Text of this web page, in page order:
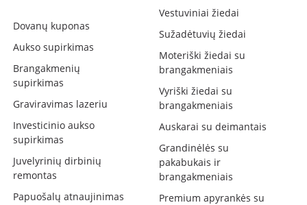
Dovanų kuponas
Aukso supirkimas
Brangakmenių
supirkimas
Graviravimas lazeriu
Investicinio aukso
supirkimas
Juvelyrinių dirbinių
remontas
Papuošalų atnaujinimas
Vestuviniai žiedai
Sužadėtuvių žiedai
Moteriški žiedai su
brangakmeniais
Vyriški žiedai su
brangakmeniais
Auskarai su deimantais
Grandinėlės su
pakabukais ir
brangakmeniais
Premium apyrankės su